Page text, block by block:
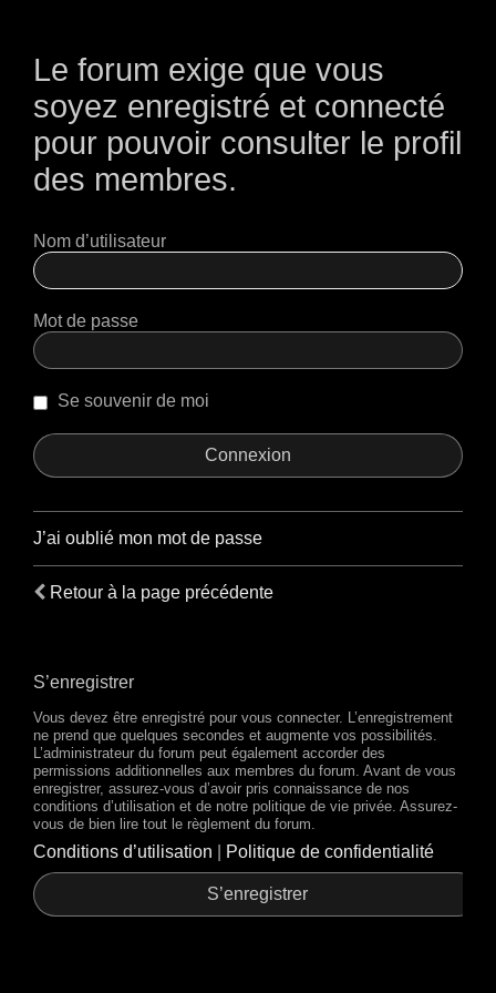
Le forum exige que vous
soyez enregistré et connecté
pour pouvoir consulter le profil
des membres.
Nom d’utilisateur
Mot de passe
Se souvenir de moi
J’ai oublié mon mot de passe
Retour à la page précédente
S’enregistrer
Vous devez être enregistré pour vous connecter. L’enregistrement
ne prend que quelques secondes et augmente vos possibilités.
L’administrateur du forum peut également accorder des
permissions additionnelles aux membres du forum. Avant de vous
enregistrer, assurez-vous d’avoir pris connaissance de nos
conditions d’utilisation et de notre politique de vie privée. Assurez-
vous de bien lire tout le règlement du forum.
Conditions d’utilisation Politique de confidentialité
S’enregistrer